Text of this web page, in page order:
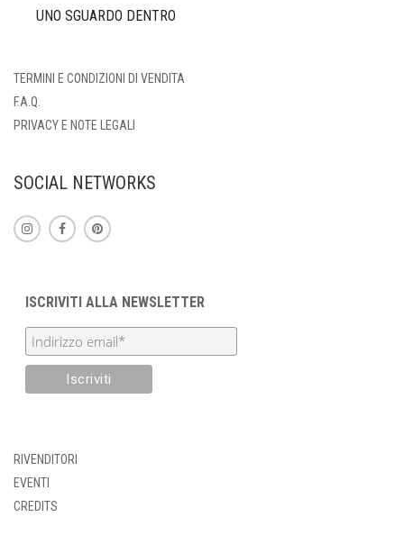
UNO SGUARDO DENTRO
TERMINI E CONDIZIONI DI VENDITA
F.A.Q.
PRIVACY E NOTE LEGALI
SOCIAL NETWORKS
ISCRIVITI ALLA NEWSLETTER
RIVENDITORI
EVENTI
CREDITS